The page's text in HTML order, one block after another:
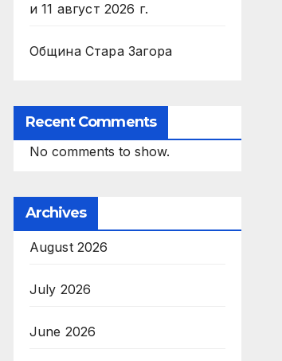
и 11 август 2026 г.
Община Стара Загора
Recent Comments
No comments to show.
Archives
August 2026
July 2026
June 2026